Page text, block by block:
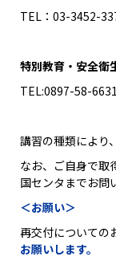
TEL：03-3452-
特別教育・安全衛
TEL:0897-58-6631
講習の種類により
なお、ご自身で取
国センタまでお問
＜お願い＞
再交付についての
お願いします。